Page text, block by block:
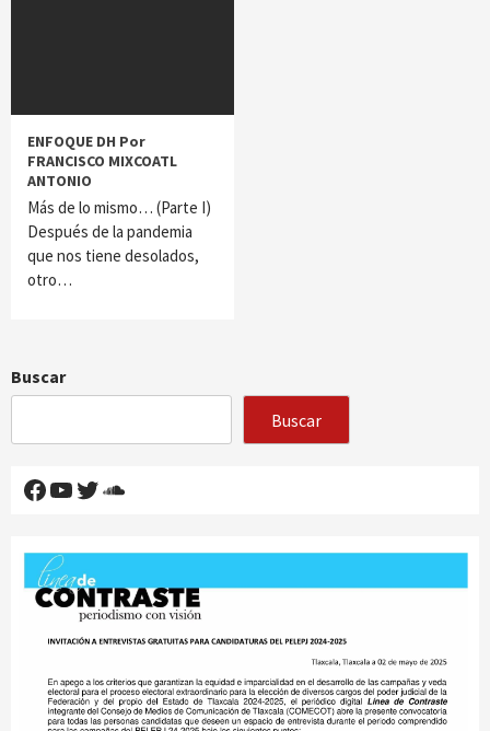
ENFOQUE DH Por
FRANCISCO MIXCOATL
ANTONIO
Más de lo mismo… (Parte I)
Después de la pandemia
que nos tiene desolados,
otro…
Buscar
Buscar
Facebook
YouTube
Twitter
SoundCloud